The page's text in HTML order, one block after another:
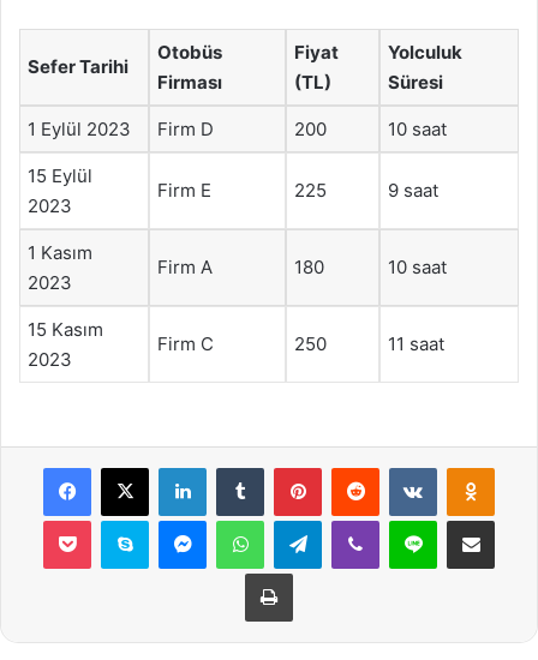
Sefer Tarihi
Otobüs
Firması
Fiyat
(TL)
Yolculuk
Süresi
1 Eylül 2023 Firm D 200 10 saat
15 Eylül
2023
Firm E 225 9 saat
1 Kasım
2023
Firm A 180 10 saat
15 Kasım
2023
Firm C 250 11 saat
Facebook
X LinkedInTumblr PinterestReddit VKontakte
Pocket Skype MessengerWhatsAppTelegramViber Line E-Posta ile
Yazdır